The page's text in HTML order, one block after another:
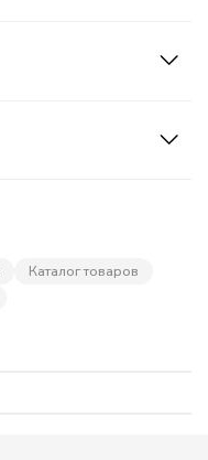
Каталог товаров